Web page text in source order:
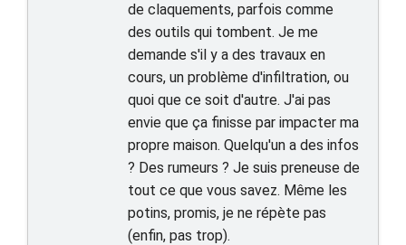
de claquements, parfois comme
des outils qui tombent. Je me
demande s'il y a des travaux en
cours, un problème d'infiltration, ou
quoi que ce soit d'autre. J'ai pas
envie que ça finisse par impacter ma
propre maison. Quelqu'un a des infos
? Des rumeurs ? Je suis preneuse de
tout ce que vous savez. Même les
potins, promis, je ne répète pas
(enfin, pas trop).